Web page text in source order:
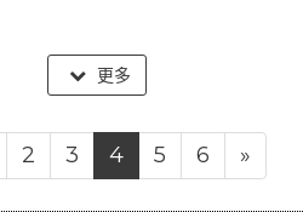
更多
2 3 4 5 6 »